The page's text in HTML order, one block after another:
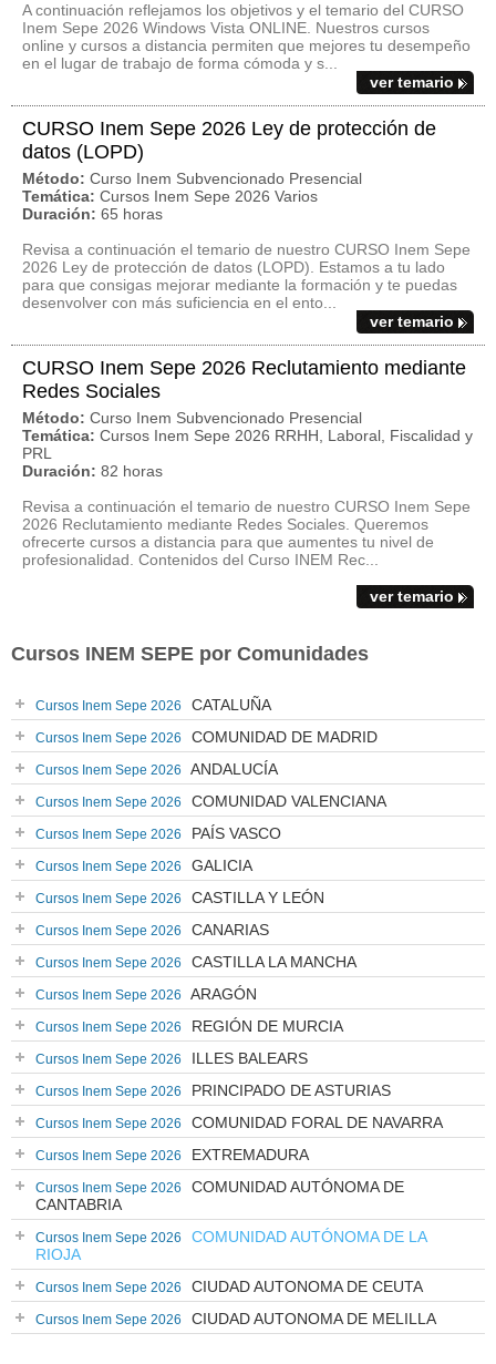
A continuación reflejamos los objetivos y el temario del CURSO
Inem Sepe 2026 Windows Vista ONLINE. Nuestros cursos
online y cursos a distancia permiten que mejores tu desempeño
en el lugar de trabajo de forma cómoda y s...
ver temario
CURSO Inem Sepe 2026 Ley de protección de
datos (LOPD)
Método: Curso Inem Subvencionado Presencial
Temática: Cursos Inem Sepe 2026 Varios
Duración: 65 horas
Revisa a continuación el temario de nuestro CURSO Inem Sepe
2026 Ley de protección de datos (LOPD). Estamos a tu lado
para que consigas mejorar mediante la formación y te puedas
desenvolver con más suficiencia en el ento...
ver temario
CURSO Inem Sepe 2026 Reclutamiento mediante
Redes Sociales
Método: Curso Inem Subvencionado Presencial
Temática: Cursos Inem Sepe 2026 RRHH, Laboral, Fiscalidad y
PRL
Duración: 82 horas
Revisa a continuación el temario de nuestro CURSO Inem Sepe
2026 Reclutamiento mediante Redes Sociales. Queremos
ofrecerte cursos a distancia para que aumentes tu nivel de
profesionalidad. Contenidos del Curso INEM Rec...
ver temario
Cursos INEM SEPE por Comunidades
Cursos Inem Sepe 2026 CATALUÑA
Cursos Inem Sepe 2026 COMUNIDAD DE MADRID
Cursos Inem Sepe 2026 ANDALUCÍA
Cursos Inem Sepe 2026 COMUNIDAD VALENCIANA
Cursos Inem Sepe 2026 PAÍS VASCO
Cursos Inem Sepe 2026 GALICIA
Cursos Inem Sepe 2026 CASTILLA Y LEÓN
Cursos Inem Sepe 2026 CANARIAS
Cursos Inem Sepe 2026 CASTILLA LA MANCHA
Cursos Inem Sepe 2026 ARAGÓN
Cursos Inem Sepe 2026 REGIÓN DE MURCIA
Cursos Inem Sepe 2026 ILLES BALEARS
Cursos Inem Sepe 2026 PRINCIPADO DE ASTURIAS
Cursos Inem Sepe 2026 COMUNIDAD FORAL DE NAVARRA
Cursos Inem Sepe 2026 EXTREMADURA
Cursos Inem Sepe 2026
COMUNIDAD AUTÓNOMA DE
CANTABRIA
Cursos Inem Sepe 2026
COMUNIDAD AUTÓNOMA DE LA
RIOJA
Cursos Inem Sepe 2026 CIUDAD AUTONOMA DE CEUTA
Cursos Inem Sepe 2026 CIUDAD AUTONOMA DE MELILLA